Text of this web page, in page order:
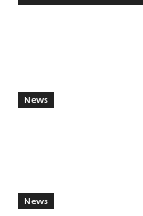
News
News